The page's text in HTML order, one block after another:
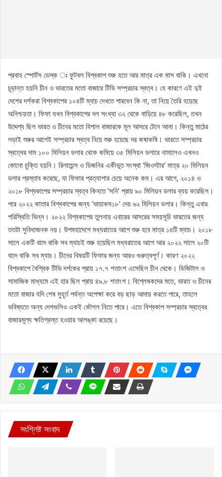
প্রবাহ স্পোর্টস ডেস্ক ঃ ফুটবল বিশ্বকাপ শুরু হতে আর মাত্র এক মাস বাকি। এখনো
চূড়ান্ত হয়নি চীন ও ভারতের মতো বাজারে টিভি সম্প্রচার স্বত্ব। যে কারণে এই দুই
দেশের দর্শকরা বিশ্বকাপের ১০৪টি ম্যাচ দেখতে পারবেন কি না, তা নিয়ে তৈরি হয়েছে
অনিশ্চয়তা। ফিফা যখন বিশ্বকাপের দল সংখ্যা ৩২ থেকে বাড়িয়ে ৪৮ করেছিল, তখন
উদ্দেশ্য ছিল ভারত ও চীনের মতো বিশাল বাজারকে মূল আসরে টেনে আনা। কিন্তু মাঠের
লড়াই শুরুর আগেই সম্প্রচার স্বত্ব নিয়ে শুরু হয়েছে দর কষাকষি। ভারতে সম্প্রচার
স্বত্বের দাম ১০০ মিলিয়ন ডলার থেকে কমিয়ে ৩৫ মিলিয়ন ডলারে নামালেও এখনও
কোনো চুক্তি হয়নি। রিলায়েন্স ও ডিজনির একীভূত সংস্থা ‘জিওস্টার’ মাত্র ২০ মিলিয়ন
ডলার প্রস্তাব করেছে, যা ফিফার প্রত্যাশার চেয়ে অনেক কম। এর আগে, ২০১৪ ও
২০১৮ বিশ্বকাপের সম্প্রচার স্বত্ব কিনতে ‘সনি’ প্রায় ৯০ মিলিয়ন ডলার ব্যয় করেছিল।
পরে ২০২২ কাতার বিশ্বকাপের জন্য ‘ভায়াকম১৮’ দেয় ৬২ মিলিয়ন ডলার। কিন্তু এবার
পরিস্থিতি ভিন্ন। ২০২২ বিশ্বকাপের তুলনায় এবারের আসরের সময়সূচি ভারতের জন্য
ততটা সুবিধাজনক নয়। উপমহাদেশে মধ্যরাতের আগে শুরু হবে মাত্র ১৪টি ম্যাচ। ২০১৮
সালে একটি বাদে বাকি সব ম্যাচই শুরু হয়েছিল মধ্যরাতের আগে আর ২০২২ সালে ২০টি
বাদে বাকি সব ম্যাচ। চীনের বিষয়টি ফিফার জন্য আরও গুরুত্বপূর্ণ। কারণ ২০২২
বিশ্বকাপে বৈশ্বিক টিভি দর্শকের প্রায় ১৭.৭ শতাংশ এসেছিল চীন থেকে। ডিজিটাল ও
সামাজিক মাধ্যমে এই হার ছিল প্রায় ৪৯.৮ শতাংশ। বিশ্লেষকদের মতে, ভারত ও চীনের
মতো বাজার যদি শেষ মুহূর্ত পর্যন্ত অপেক্ষা করে বড় ছাড় আদায় করতে পারে, তাহলে
ভবিষ্যতে অন্য দেশগুলিও একই কৌশল নিতে পারে। এতে বিশ্বকাপ সম্প্রচার স্বত্বের
বাজারমূল্য ক্ষতিগ্রস্ত হওয়ার আশঙ্কা রয়েছে।
সংশ্লিষ্ট সংবাদ